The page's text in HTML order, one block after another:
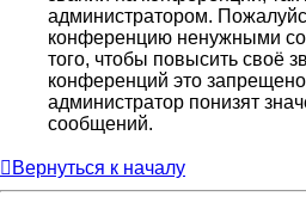
администратором.
конференцию ненужными
того, чтобы повысить своё
конференций это
администратор понизят
сообщений.
Вернуться к началу